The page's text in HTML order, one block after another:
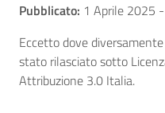
Pubblicato: 1 Aprile 2025 -
Eccetto dove
stato rilasciato sotto
Attribuzione 3.0 Italia.